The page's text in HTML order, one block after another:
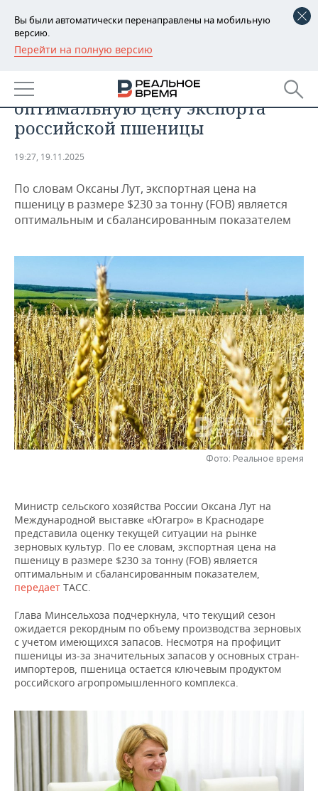
Вы были автоматически перенаправлены на мобильную
версию.
Перейти на полную версию
РЕГИОНЫ
БАШКОРТОСТАН
ТАТАРСТАН
НОВОСТИ
АНАЛИТИКА
ДЕКЛАРАЦИИ О ДОХОДАХ
КОРОЛИ ГОСЗАКАЗА ПФО
КОМУ ПРИНАДЛЕЖАТ
ТОРГОВЫЕ ЦЕНТРЫ
ТАТАРСТАНА
НОВОСТИ ЭКОНОМИКИ
ФИНАНСЫ
ИНВЕСТИЦИИ
ПРОМЫШЛЕННОСТЬ
НОВОСТИ
ПРОМЫШЛЕННОСТИ
АГРОПРОМ
МАШИНОСТРОЕНИЕ
НЕФТЕХИМИЯ
НЕФТЬ
ОПК
ЭНЕРГЕТИКА
НЕДВИЖИМОСТЬ
НОВОСТИ АВТО
БИЗНЕС
НОВОСТИ БИЗНЕСА
РОЗНИЧНАЯ ТОРГОВЛЯ
ТРАНСПОРТ
УСЛУГИ
ТЕХНОЛОГИИ
НОВОСТИ ТЕХНОЛОГИЙ
IT
МЕДИА
ТЕЛЕКОММУНИКАЦИИ
МЕРОПРИЯТИЯ
НОВОСТИ МЕРОПРИЯТИЙ
ВЫЕЗДНАЯ РЕДАКЦИЯ
БИЗНЕС-БРАНЧИ
ОТКРЫТАЯ ЛЕКЦИЯ
СПОРТ
НОВОСТИ СПОРТА
ФУТБОЛ
БАСКЕТБОЛ
ВОЛЕЙБОЛ
КИБЕРСПОРТ
ВОДНЫЕ ВИДЫ СПОРТА
ХОККЕЙ С МЯЧОМ
ОБЩЕСТВО
НОВОСТИ ОБЩЕСТВА
ИНФРАСТРУКТУРА
ИСТОРИЯ
КУЛЬТУРА
ОБРАЗОВАНИЕ
ПРОИСШЕСТВИЯ
ФОТОГАЛЕРЕЯ
СПРАВОЧНИК
СПИСОК ПЕРСОН
СПИСОК КОМПАНИЙ
ПОЛНАЯ ВЕРСИЯ
Минсельхоз определил
оптимальную цену экспорта
российской пшеницы
19:27, 19.11.2025
По словам Оксаны Лут, экспортная цена на
пшеницу в размере $230 за тонну (FOB) является
оптимальным и сбалансированным показателем
Фото: Реальное время
Министр сельского хозяйства России Оксана Лут на
Международной выставке «Югагро» в Краснодаре
представила оценку текущей ситуации на рынке
зерновых культур. По ее словам, экспортная цена на
пшеницу в размере $230 за тонну (FOB) является
оптимальным и сбалансированным показателем,
передает ТАСС.
Глава Минсельхоза подчеркнула, что текущий сезон
ожидается рекордным по объему производства зерновых
с учетом имеющихся запасов. Несмотря на профицит
пшеницы из-за значительных запасов у основных стран-
импортеров, пшеница остается ключевым продуктом
российского агропромышленного комплекса.